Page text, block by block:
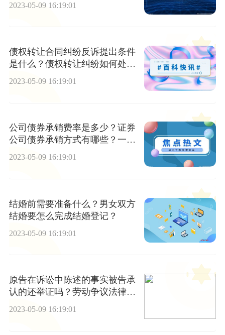
2023-05-09 16:19:01
债权转让合同纠纷反诉提出条件
是什么？债权转让纠纷如何处
理？
2023-05-09 16:19:01
公司债券承销费率是多少？证券
公司债券承销方式有哪些？一般
公司债券的发行费用是多少？
2023-05-09 16:19:01
结婚前需要准备什么？男女双方
结婚要怎么完成结婚登记？
2023-05-09 16:19:01
原告在诉讼中陈述的事实被告承
认的还举证吗？劳动争议法律援
助有用吗？
2023-05-09 16:19:01